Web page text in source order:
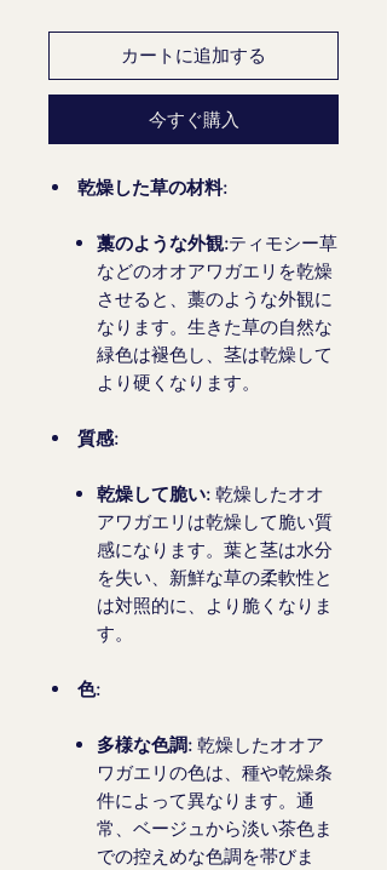
カートに追加する
今すぐ購入
乾燥した草の材料:
藁のような外観:ティモシー草
などのオオアワガエリを乾燥
させると、藁のような外観に
なります。生きた草の自然な
緑色は褪色し、茎は乾燥して
より硬くなります。
質感:
乾燥して脆い: 乾燥したオオ
アワガエリは乾燥して脆い質
感になります。葉と茎は水分
を失い、新鮮な草の柔軟性と
は対照的に、より脆くなりま
す。
色:
多様な色調: 乾燥したオオア
ワガエリの色は、種や乾燥条
件によって異なります。通
常、ベージュから淡い茶色ま
での控えめな色調を帯びま